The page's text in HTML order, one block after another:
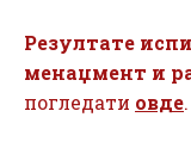
Резултате
менаџмент и
погледати овде.